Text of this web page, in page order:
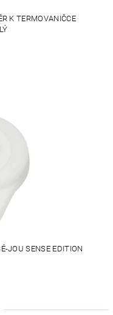
K TERMOVANIČCE
JOU SENSE EDITION